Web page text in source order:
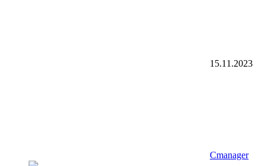
15.11.2023
Cmanager